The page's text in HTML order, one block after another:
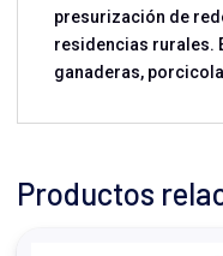
presurización de
residencias rurales.
ganaderas,
Productos